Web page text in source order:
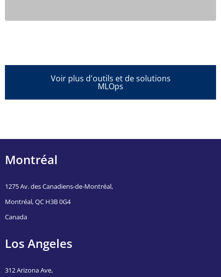
Voir plus d'outils et de solutions
MLOps
Montréal
1275 Av. des Canadiens-de-Montréal,
Montréal, QC H3B 0G4
Canada
Los Angeles
312 Arizona Ave,